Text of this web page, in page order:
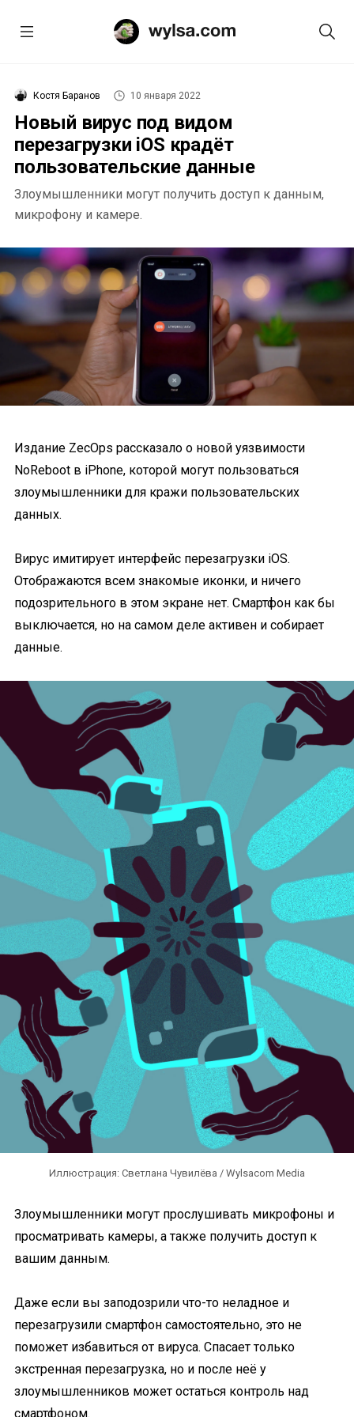
Костя Баранов 10 января 2022
Новый вирус под видом
перезагрузки iOS крадёт
пользовательские данные
Злоумышленники могут получить доступ к данным,
микрофону и камере.
Издание ZecOps рассказало о новой уязвимости
NoReboot в iPhone, которой могут пользоваться
злоумышленники для кражи пользовательских
данных.
Вирус имитирует интерфейс перезагрузки iOS.
Отображаются всем знакомые иконки, и ничего
подозрительного в этом экране нет. Смартфон как бы
выключается, но на самом деле активен и собирает
данные.
Иллюстрация: Светлана Чувилёва / Wylsacom Media
Злоумышленники могут прослушивать микрофоны и
просматривать камеры, а также получить доступ к
вашим данным.
Даже если вы заподозрили что-то неладное и
перезагрузили смартфон самостоятельно, это не
поможет избавиться от вируса. Спасает только
экстренная перезагрузка, но и после неё у
злоумышленников может остаться контроль над
смартфоном.